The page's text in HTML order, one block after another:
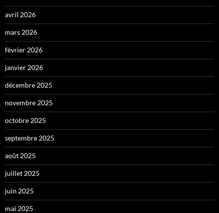
avril 2026
mars 2026
février 2026
janvier 2026
décembre 2025
novembre 2025
octobre 2025
septembre 2025
août 2025
juillet 2025
juin 2025
mai 2025